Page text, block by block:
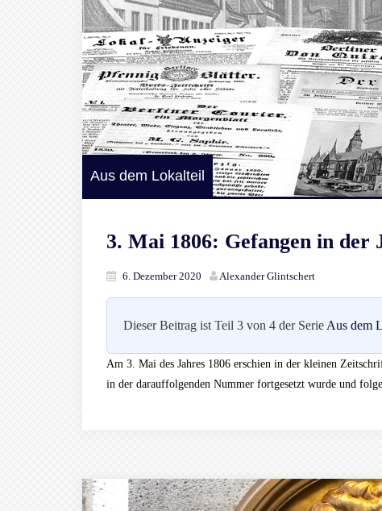
Aus dem Lokalteil
3. Mai 1806: Gefangen in der
6. Dezember 2020 Alexander Glintschert
Dieser Beitrag ist Teil 3 von 4 der Serie Aus dem
Am 3. Mai des Jahres 1806 erschien in der kleinen
in der darauffolgenden Nummer fortgesetzt wurde und